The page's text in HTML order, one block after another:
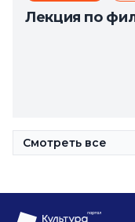
Лекция по
Смотреть все